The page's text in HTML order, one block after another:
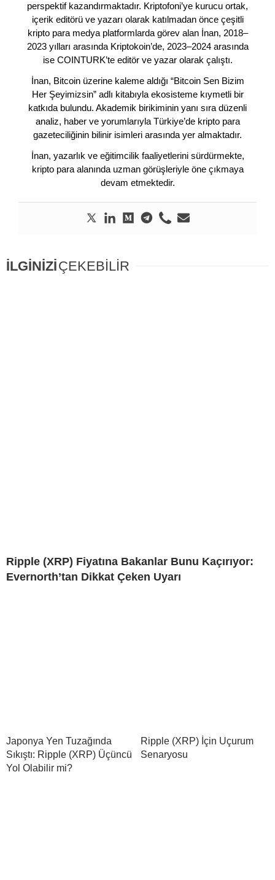
perspektif kazandırmaktadır. Kriptofoni’ye kurucu ortak,
içerik editörü ve yazarı olarak katılmadan önce çeşitli
kripto para medya platformlarda görev alan İnan, 2018–
2023 yılları arasında Kriptokoin’de, 2023–2024 arasında
ise COINTURK’te editör ve yazar olarak çalıştı.
İnan, Bitcoin üzerine kaleme aldığı “Bitcoin Sen Bizim
Her Şeyimizsin” adlı kitabıyla ekosisteme kıymetli bir
katkıda bulundu. Akademik birikiminin yanı sıra düzenli
analiz, haber ve yorumlarıyla Türkiye’de kripto para
gazeteciliğinin bilinir isimleri arasında yer almaktadır.
İnan, yazarlık ve eğitimcilik faaliyetlerini sürdürmekte,
kripto para alanında uzman görüşleriyle öne çıkmaya
devam etmektedir.
İLGİNİZİÇEKEBİLİR
Ripple (XRP) Fiyatına Bakanlar Bunu Kaçırıyor:
Evernorth’tan Dikkat Çeken Uyarı
Japonya Yen Tuzağında
Sıkıştı: Ripple (XRP) Üçüncü
Yol Olabilir mi?
Ripple (XRP) İçin Uçurum
Senaryosu